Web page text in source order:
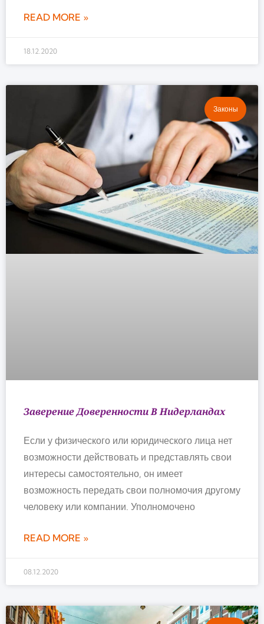
READ MORE »
18.12.2020
Законы
Заверение Доверенности В Нидерландах
Если у физического или юридического лица нет
возможности действовать и представлять свои
интересы самостоятельно, он имеет
возможность передать свои полномочия другому
человеку или компании. Уполномочено
READ MORE »
08.12.2020